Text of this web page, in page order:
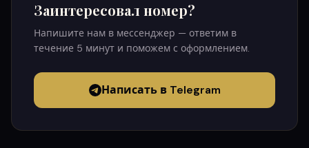
Заинтересовал номер?
Напишите нам в мессенджер — ответим в
течение 5 минут и поможем с оформлением.
Написать в Telegram